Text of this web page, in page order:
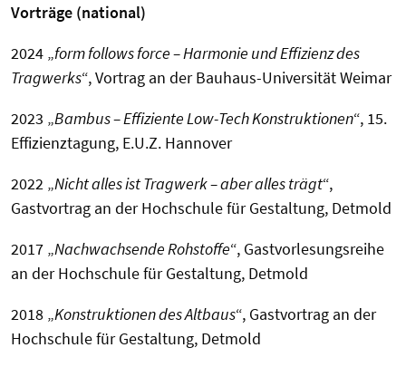
Vorträge (national)
2024 „form follows force – Harmonie und Effizienz des
Tragwerks“, Vortrag an der Bauhaus-Universität Weimar
2023 „Bambus – Effiziente Low-Tech Konstruktionen“, 15.
Effizienztagung, E.U.Z. Hannover
2022 „Nicht alles ist Tragwerk – aber alles trägt“,
Gastvortrag an der Hochschule für Gestaltung, Detmold
2017 „Nachwachsende Rohstoffe“, Gastvorlesungsreihe
an der Hochschule für Gestaltung, Detmold
2018 „Konstruktionen des Altbaus“, Gastvortrag an der
Hochschule für Gestaltung, Detmold